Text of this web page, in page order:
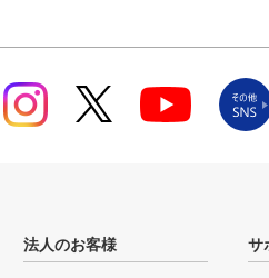
法人のお客様 サ